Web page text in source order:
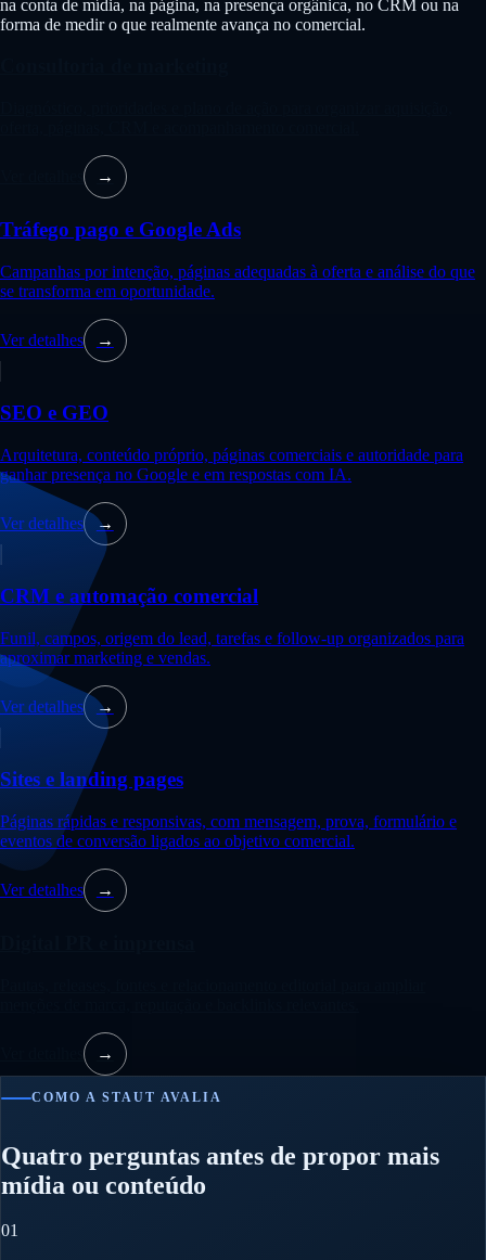
na conta de mídia, na página, na presença orgânica, no CRM ou na
forma de medir o que realmente avança no comercial.
→
Tráfego pago e Google Ads
Campanhas por intenção, páginas adequadas à oferta e análise do que
se transforma em oportunidade.
Ver detalhes →
SEO e GEO
Arquitetura, conteúdo próprio, páginas comerciais e autoridade para
ganhar presença no Google e em respostas com IA.
Ver detalhes →
CRM e automação comercial
Funil, campos, origem do lead, tarefas e follow-up organizados para
aproximar marketing e vendas.
Ver detalhes →
Sites e landing pages
Páginas rápidas e responsivas, com mensagem, prova, formulário e
eventos de conversão ligados ao objetivo comercial.
Ver detalhes →
→
COMO A STAUT AVALIA
Quatro perguntas antes de propor mais
mídia ou conteúdo
01